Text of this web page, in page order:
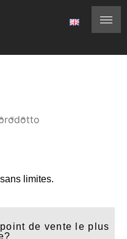
limites.
de vente le plus